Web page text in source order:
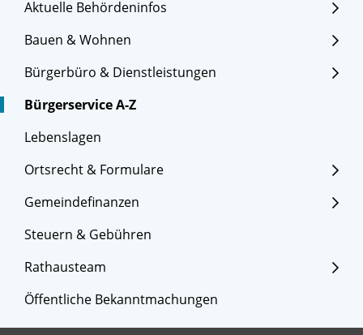
Aktuelle Behördeninfos
Bauen & Wohnen
Bürgerbüro & Dienstleistungen
Bürgerservice A-Z
Lebenslagen
Ortsrecht & Formulare
Gemeindefinanzen
Steuern & Gebühren
Rathausteam
Öffentliche Bekanntmachungen